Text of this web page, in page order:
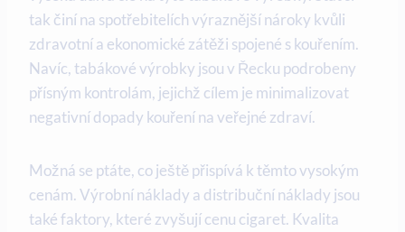
tak činí na spotřebitelích výraznější nároky kvůli
zdravotní a ekonomické zátěži spojené s kouřením.
Navíc, tabákové výrobky jsou v Řecku podrobeny
přísným kontrolám, jejichž cílem je minimalizovat
negativní dopady kouření na veřejné zdraví.
Možná se ptáte, co ještě přispívá k těmto vysokým
cenám. Výrobní náklady a distribuční náklady jsou
také faktory, které zvyšují cenu cigaret. Kvalita